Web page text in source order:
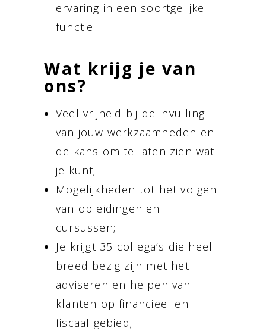
ervaring in een soortgelijke
functie.
Wat krijg je van
ons?
Veel vrijheid bij de invulling
van jouw werkzaamheden en
de kans om te laten zien wat
je kunt;
Mogelijkheden tot het volgen
van opleidingen en
cursussen;
Je krijgt 35 collega’s die heel
breed bezig zijn met het
adviseren en helpen van
klanten op financieel en
fiscaal gebied;